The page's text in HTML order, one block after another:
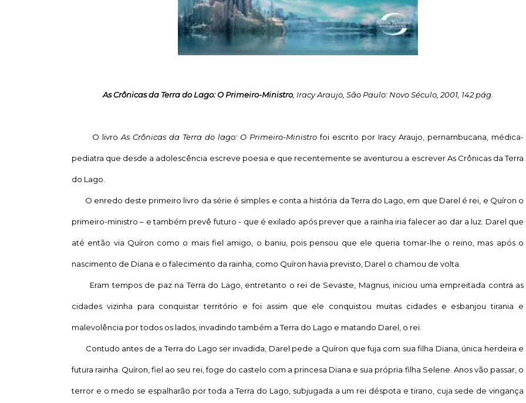
As Crônicas da Terra do Lago: O Primeiro-Ministro, Iracy Araujo, São Paulo: Novo Século, 2001, 142 pág.
O livro As Crônicas da Terra do lago: O Primeiro-Ministro foi escrito por Iracy Araujo, pernambucana, médica-
pediatra que desde a adolescência escreve poesia e que recentemente se aventurou a escrever As Crônicas da Terra
do Lago.
O enredo deste primeiro livro da série é simples e conta a história da Terra do Lago, em que Darel é rei, e Quíron o
primeiro-ministro – e também prevê futuro - que é exilado após prever que a rainha iria falecer ao dar a luz. Darel que
até então via Quíron como o mais fiel amigo, o baniu, pois pensou que ele queria tomar-lhe o reino, mas após o
nascimento de Diana e o falecimento da rainha, como Quíron havia previsto, Darel o chamou de volta.
Eram tempos de paz na Terra do Lago, entretanto o rei de Sevaste, Magnus, iniciou uma empreitada contra as
cidades vizinha para conquistar território e foi assim que ele conquistou muitas cidades e esbanjou tirania e
malevolência por todos os lados, invadindo também a Terra do Lago e matando Darel, o rei.
Contudo antes de a Terra do Lago ser invadida, Darel pede a Quíron que fuja com sua filha Diana, única herdeira e
futura rainha. Quíron, fiel ao seu rei, foge do castelo com a princesa Diana e sua própria filha Selene. Anos vão passar, o
terror e o medo se espalharão por toda a Terra do Lago, subjugada a um rei déspota e tirano, cuja sede de vingança